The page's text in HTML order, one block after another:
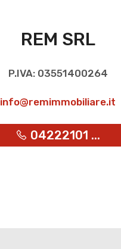
REM SRL
P.IVA: 03551400264
info@remimmobiliare.it
04222101 ...